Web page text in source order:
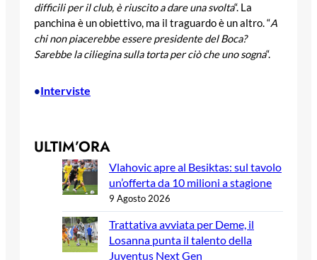
difficili per il club, è riuscito a dare una svolta“. La
panchina è un obiettivo, ma il traguardo è un altro. “A
chi non piacerebbe essere presidente del Boca?
Sarebbe la ciliegina sulla torta per ciò che uno sogna“.
•Interviste
ULTIM’ORA
Vlahovic apre al Besiktas: sul tavolo
un’offerta da 10 milioni a stagione
9 Agosto 2026
Trattativa avviata per Deme, il
Losanna punta il talento della
Juventus Next Gen